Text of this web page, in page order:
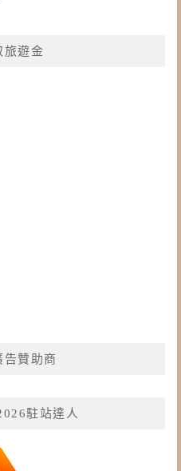
遊金
贊助商
駐站達人